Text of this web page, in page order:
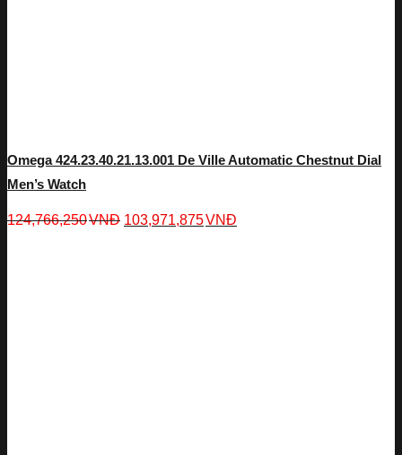
Omega 424.23.40.21.13.001 De Ville Automatic Chestnut Dial
Men’s Watch
124,766,250VNĐ 103,971,875VNĐ